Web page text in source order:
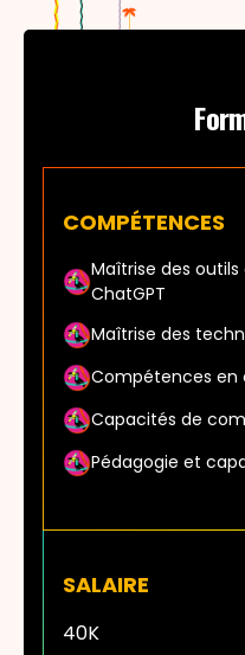
COMPÉTENCES
Maîtrise des
ChatGPT
Maîtrise des
Compétences en
Capacités de
Pédagogie et
SALAIRE
40K